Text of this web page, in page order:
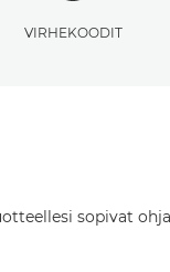
VIRHEKOODIT
sopivat